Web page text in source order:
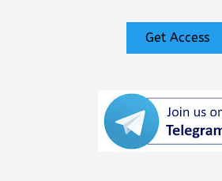
Get Access